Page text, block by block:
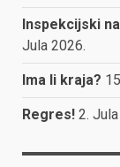
Inspekcijski
Jula 2026.
Ima li kraja?
Regres! 2.